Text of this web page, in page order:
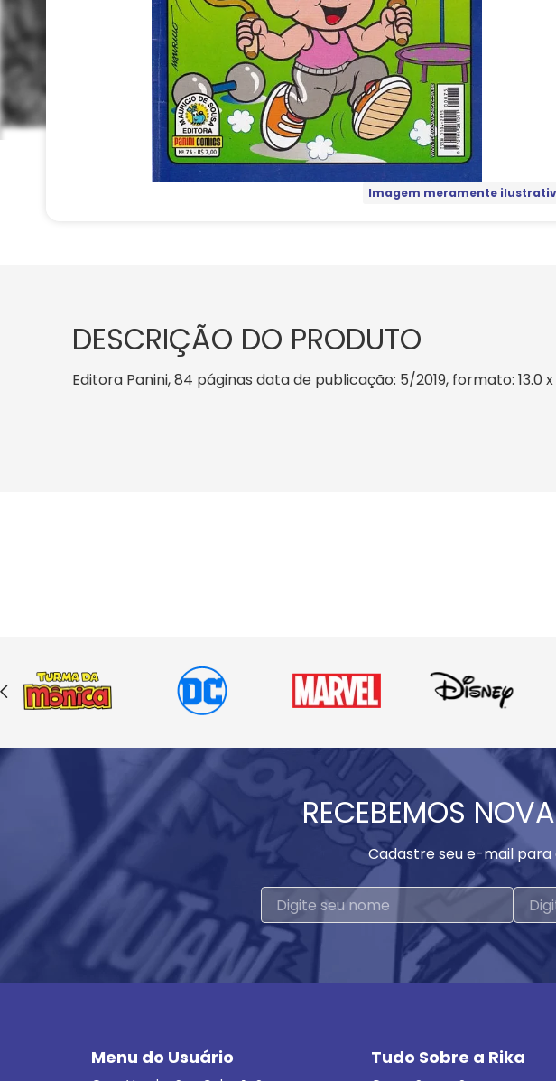
Imagem meramente
DESCRIÇÃO DO PRODUTO
Editora Panini, 84 páginas data de publicação: 5/2019, formato: 13.0
RECEBEMOS
Cadastre seu e-mail
Menu do Usuário Tudo Sobre a Rika